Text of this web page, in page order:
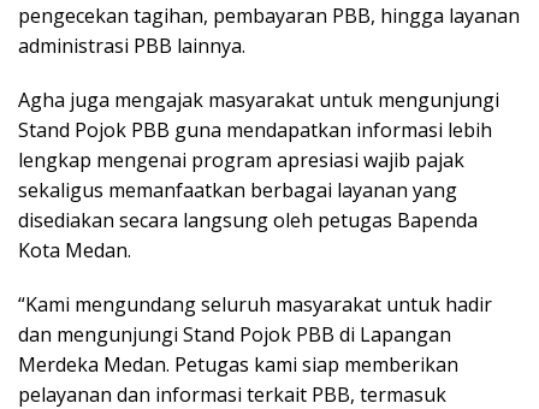
pengecekan tagihan, pembayaran PBB, hingga layanan
administrasi PBB lainnya.
Agha juga mengajak masyarakat untuk mengunjungi
Stand Pojok PBB guna mendapatkan informasi lebih
lengkap mengenai program apresiasi wajib pajak
sekaligus memanfaatkan berbagai layanan yang
disediakan secara langsung oleh petugas Bapenda
Kota Medan.
“Kami mengundang seluruh masyarakat untuk hadir
dan mengunjungi Stand Pojok PBB di Lapangan
Merdeka Medan. Petugas kami siap memberikan
pelayanan dan informasi terkait PBB, termasuk